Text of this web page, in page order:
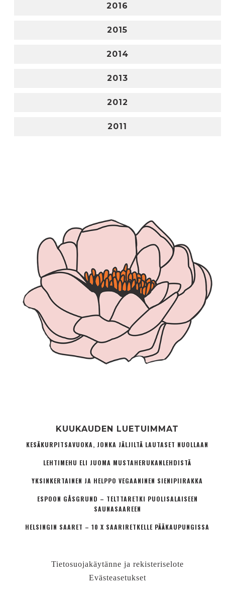
2016
2015
2014
2013
2012
2011
KUUKAUDEN LUETUIMMAT
KESÄKURPITSAVUOKA, JONKA JÄLJILTÄ LAUTASET NUOLLAAN
LEHTIMEHU ELI JUOMA MUSTAHERUKANLEHDISTÄ
YKSINKERTAINEN JA HELPPO VEGAANINEN SIENIPIIRAKKA
ESPOON GÅSGRUND – TELTTARETKI PUOLISALAISEEN
SAUNASAAREEN
HELSINGIN SAARET – 10 X SAARIRETKELLE PÄÄKAUPUNGISSA
Tietosuojakäytänne ja rekisteriselote
Evästeasetukset